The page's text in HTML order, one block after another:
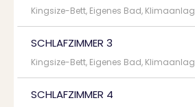
Kingsize-Bett, Eigenes Bad,
SCHLAFZIMMER 3
Kingsize-Bett, Eigenes Bad,
SCHLAFZIMMER 4